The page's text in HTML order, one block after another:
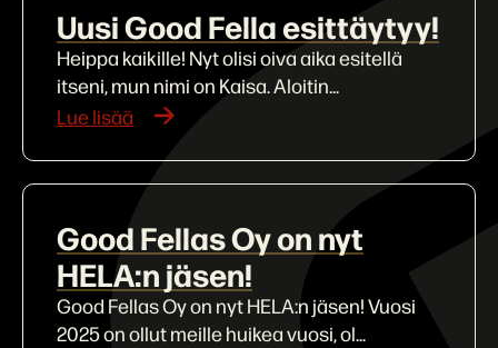
Uusi Good Fella esittäytyy!
Heippa kaikille! Nyt olisi oiva aika esitellä
itseni, mun nimi on Kaisa. Aloitin...
Lue lisää
Good Fellas Oy on nyt
HELA:n jäsen!
Good Fellas Oy on nyt HELA:n jäsen! Vuosi
2025 on ollut meille huikea vuosi, ol...